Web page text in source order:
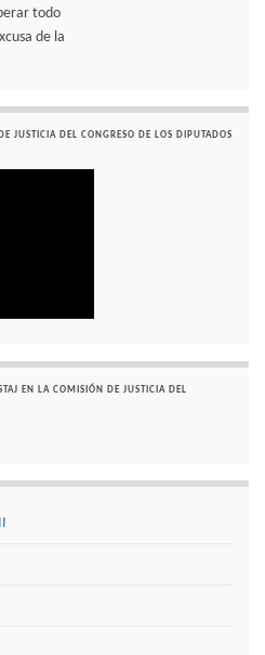
todo
de la
JUSTICIA DEL CONGRESO DE LOS DIPUTADOS
EN LA COMISIÓN DE JUSTICIA DEL